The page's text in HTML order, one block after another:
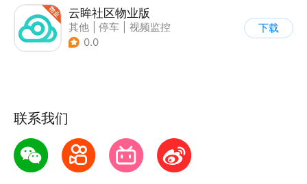
云眸社区物业版
其他 停车
视频监控
0.0
下载
联系我们